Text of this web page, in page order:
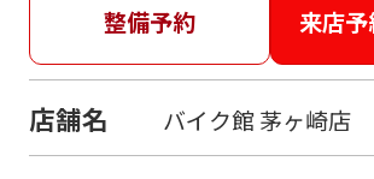
来店
整備予約
店舗名 バイク館 茅ヶ崎店